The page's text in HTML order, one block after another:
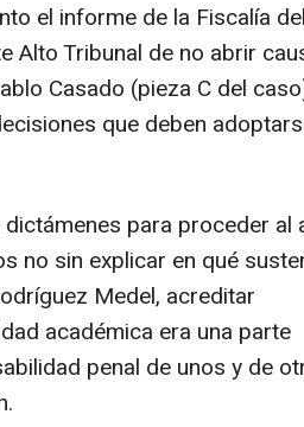
el informe de la Fiscalía
Alto Tribunal de no abrir
Casado (pieza C del
que deben
para proceder al
no sin explicar en qué
Medel, acreditar
académica era una parte
penal de unos y de